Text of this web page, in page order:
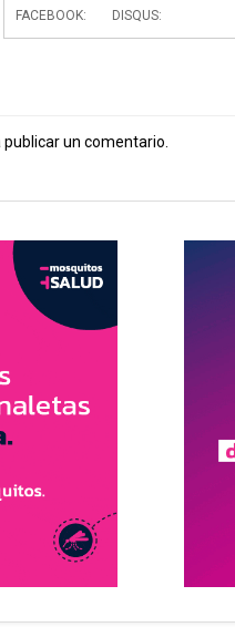
FACEBOOK: DISQUS:
publicar un comentario.